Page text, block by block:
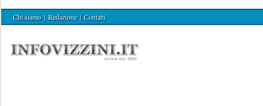
Chi siamo | Redazione | Contatti